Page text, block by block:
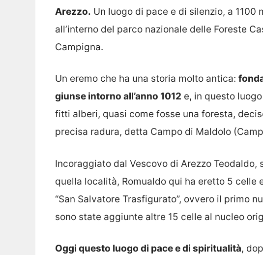
Arezzo. Un luogo di pace e di silenzio, a 1100
all’interno del parco nazionale delle Foreste
Campigna.
Un eremo che ha una storia molto antica:
giunse intorno all’anno 1012 e, in questo
fitti alberi, quasi come fosse una foresta,
precisa radura, detta Campo di Maldolo
Incoraggiato dal Vescovo di Arezzo
quella località, Romualdo qui ha eretto 5 celle
“San Salvatore Trasfigurato”, ovvero il primo
sono state aggiunte altre 15 celle al nucleo
Oggi questo luogo di pace e di spiritualità,